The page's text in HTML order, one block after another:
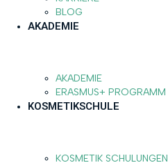
BLOG
AKADEMIE
AKADEMIE
ERASMUS+ PROGRAMM
KOSMETIKSCHULE
KOSMETIK SCHULUNGEN